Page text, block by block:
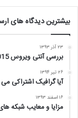
بیشترین دیدگاه های
۲۳ آذر ۱۳۹۳
بررسی آنتی ویروس Bitdefender Total Security 2015 همراه با جایزه
۲۶ تیر ۱۳۹۴
آیا گرافیک اشتراکی
۱۶ اسفند ۱۳۹۳
مزایا و معایب شبکه